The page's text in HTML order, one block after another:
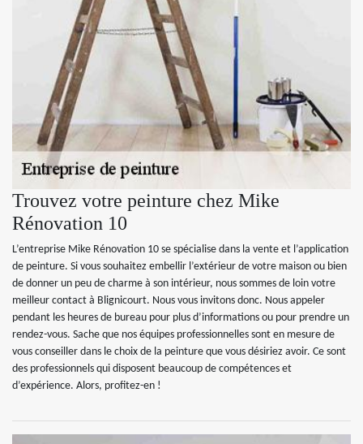
Trouvez votre peinture chez Mike
Rénovation 10
L’entreprise Mike Rénovation 10 se spécialise dans la vente et l’application
de peinture. Si vous souhaitez embellir l’extérieur de votre maison ou bien
de donner un peu de charme à son intérieur, nous sommes de loin votre
meilleur contact à Blignicourt. Nous vous invitons donc. Nous appeler
pendant les heures de bureau pour plus d’informations ou pour prendre un
rendez-vous. Sache que nos équipes professionnelles sont en mesure de
vous conseiller dans le choix de la peinture que vous désiriez avoir. Ce sont
des professionnels qui disposent beaucoup de compétences et
d’expérience. Alors, profitez-en !